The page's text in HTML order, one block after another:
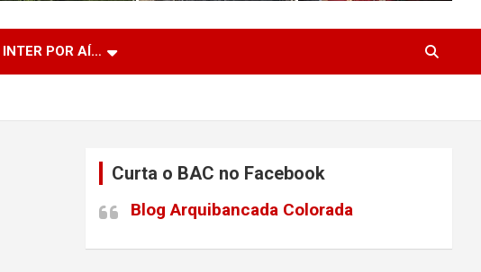
INTER POR AÍ…
Curta o BAC no Facebook
Blog Arquibancada Colorada